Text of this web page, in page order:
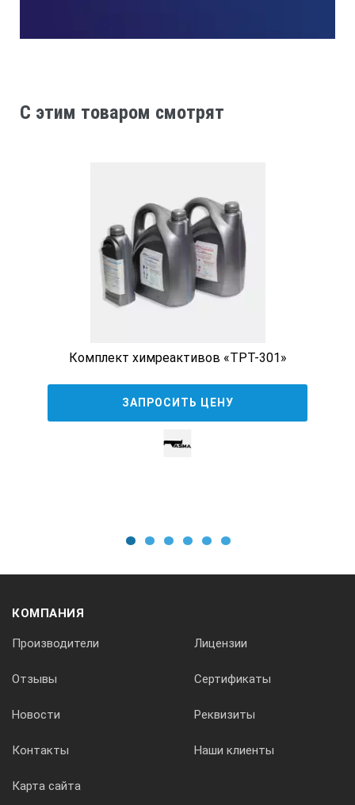
C этим товаром смотрят
Комплект химреактивов «ТРТ-301»
ЗАПРОСИТЬ ЦЕНУ
КОМПАНИЯ
Производители Лицензии
Отзывы Сертификаты
Новости Реквизиты
Контакты Наши клиенты
Карта сайта